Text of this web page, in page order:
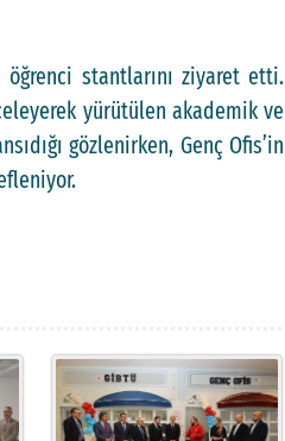
öğrenci stantlarını ziyaret etti.
yürütülen akademik ve
gözlenirken, Genç Ofis’in